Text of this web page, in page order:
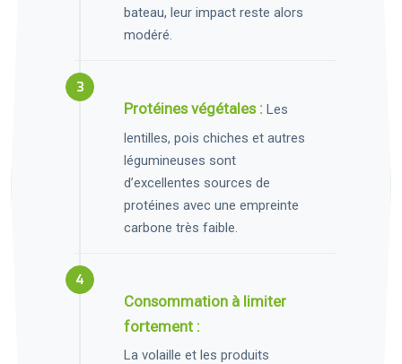
bateau, leur impact reste alors
modéré.
Protéines végétales : Les
lentilles, pois chiches et autres
légumineuses sont
d’excellentes sources de
protéines avec une empreinte
carbone très faible.
Consommation à limiter
fortement :
La volaille et les produits